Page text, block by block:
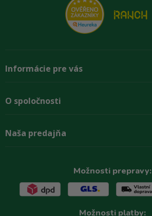
Informácie pre vás
Preprava a platba
Rady zákazníkom
O spoločnosti
O firme
Naša predajňa
Možnosti prepravy:
Možnosti platby: